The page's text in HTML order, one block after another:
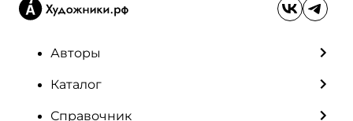
Авторы
Каталог
Справочник